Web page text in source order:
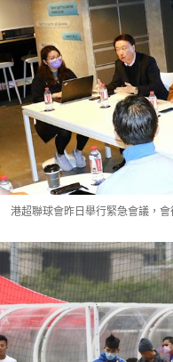
港超聯球會昨日舉行緊急會議，